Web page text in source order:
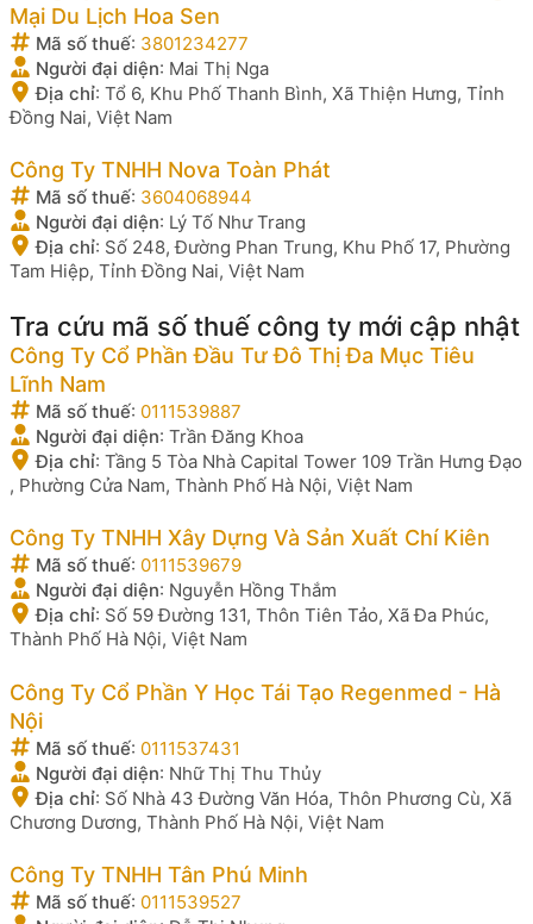
Mại Du Lịch Hoa Sen
Mã số thuế: 3801234277
Người đại diện: Mai Thị Nga
Địa chỉ: Tổ 6, Khu Phố Thanh Bình, Xã Thiện Hưng, Tỉnh
Đồng Nai, Việt Nam
Công Ty TNHH Nova Toàn Phát
Mã số thuế: 3604068944
Người đại diện: Lý Tố Như Trang
Địa chỉ: Số 248, Đường Phan Trung, Khu Phố 17, Phường
Tam Hiệp, Tỉnh Đồng Nai, Việt Nam
Tra cứu mã số thuế công ty mới cập nhật
Công Ty Cổ Phần Đầu Tư Đô Thị Đa Mục Tiêu
Lĩnh Nam
Mã số thuế: 0111539887
Người đại diện: Trần Đăng Khoa
Địa chỉ: Tầng 5 Tòa Nhà Capital Tower 109 Trần Hưng Đạo
, Phường Cửa Nam, Thành Phố Hà Nội, Việt Nam
Công Ty TNHH Xây Dựng Và Sản Xuất Chí Kiên
Mã số thuế: 0111539679
Người đại diện: Nguyễn Hồng Thắm
Địa chỉ: Số 59 Đường 131, Thôn Tiên Tảo, Xã Đa Phúc,
Thành Phố Hà Nội, Việt Nam
Công Ty Cổ Phần Y Học Tái Tạo Regenmed - Hà
Nội
Mã số thuế: 0111537431
Người đại diện: Nhữ Thị Thu Thủy
Địa chỉ: Số Nhà 43 Đường Văn Hóa, Thôn Phương Cù, Xã
Chương Dương, Thành Phố Hà Nội, Việt Nam
Công Ty TNHH Tân Phú Minh
Mã số thuế: 0111539527